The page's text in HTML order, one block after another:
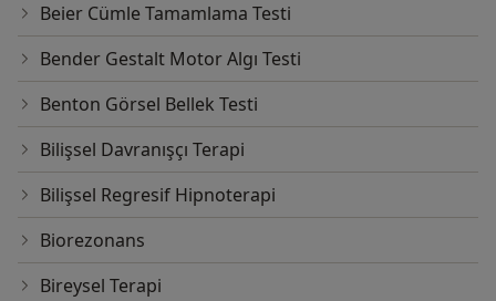
Beier Cümle Tamamlama Testi
Bender Gestalt Motor Algı Testi
Benton Görsel Bellek Testi
Bilişsel Davranışçı Terapi
Bilişsel Regresif Hipnoterapi
Biorezonans
Bireysel Terapi